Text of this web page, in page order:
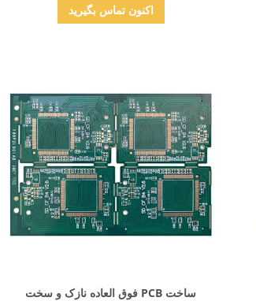
اکنون تماس بگیرید
ساخت PCB فوق العاده نازک و سخت